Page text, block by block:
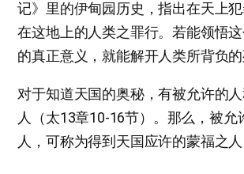
记》里的伊甸园历史，指出在天上
在这地上的人类之罪行。若能领悟
的真正意义，就能解开人类所背负的
对于知道天国的奥秘，有被允许的
人（太13章10-16节）。那么，被允
人，可称为得到天国应许的蒙福之人